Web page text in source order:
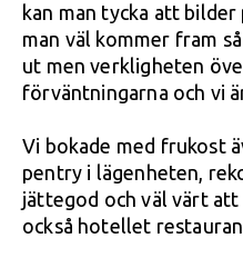
kan man tycka att
man väl kommer fram
ut men verkligheten
förväntningarna och vi
Vi bokade med frukost
pentry i lägenheten,
jättegod och väl värt
också hotellet